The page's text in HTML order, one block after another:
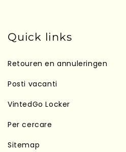
Quick links
Retouren en annuleringen
Posti vacanti
VintedGo Locker
Per cercare
Sitemap